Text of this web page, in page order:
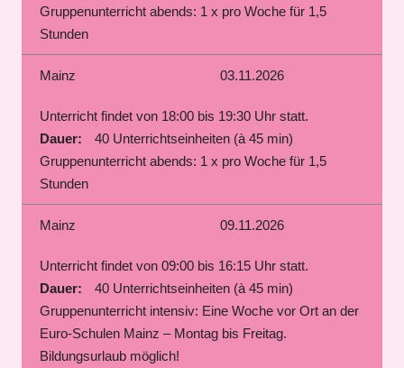
Gruppenunterricht abends: 1 x pro Woche für 1,5
Stunden
Mainz 03.11.2026
Unterricht findet von 18:00 bis 19:30 Uhr statt.
Dauer:
40 Unterrichtseinheiten (à 45 min)
Gruppenunterricht abends: 1 x pro Woche für 1,5
Stunden
Mainz 09.11.2026
Unterricht findet von 09:00 bis 16:15 Uhr statt.
Dauer:
40 Unterrichtseinheiten (à 45 min)
Gruppenunterricht intensiv: Eine Woche vor Ort an der
Euro-Schulen Mainz – Montag bis Freitag.
Bildungsurlaub möglich!